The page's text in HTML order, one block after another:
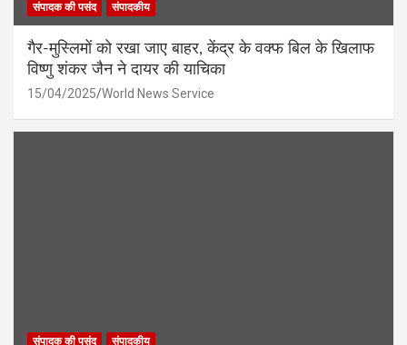
संपादक की पसंद संपादकीय
गैर-मुस्लिमों को रखा जाए बाहर, केंद्र के वक्फ बिल के खिलाफ
विष्णु शंकर जैन ने दायर की याचिका
15/04/2025 World News Service
संपादक की पसंद संपादकीय